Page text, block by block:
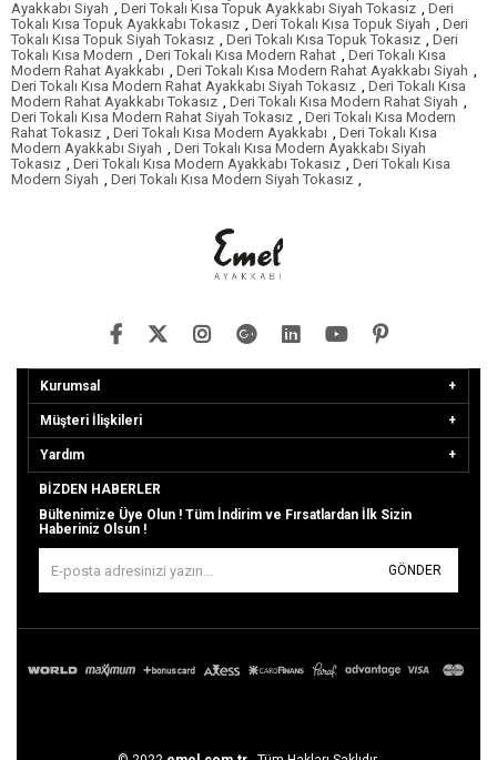
Ayakkabı Siyah , Deri Tokalı Kısa Topuk Ayakkabı Siyah Tokasız , Deri
Tokalı Kısa Topuk Ayakkabı Tokasız , Deri Tokalı Kısa Topuk Siyah , Deri
Tokalı Kısa Topuk Siyah Tokasız , Deri Tokalı Kısa Topuk Tokasız , Deri
Tokalı Kısa Modern , Deri Tokalı Kısa Modern Rahat , Deri Tokalı Kısa
Modern Rahat Ayakkabı , Deri Tokalı Kısa Modern Rahat Ayakkabı Siyah ,
Deri Tokalı Kısa Modern Rahat Ayakkabı Siyah Tokasız , Deri Tokalı Kısa
Modern Rahat Ayakkabı Tokasız , Deri Tokalı Kısa Modern Rahat Siyah ,
Deri Tokalı Kısa Modern Rahat Siyah Tokasız , Deri Tokalı Kısa Modern
Rahat Tokasız , Deri Tokalı Kısa Modern Ayakkabı , Deri Tokalı Kısa
Modern Ayakkabı Siyah , Deri Tokalı Kısa Modern Ayakkabı Siyah
Tokasız , Deri Tokalı Kısa Modern Ayakkabı Tokasız , Deri Tokalı Kısa
Modern Siyah , Deri Tokalı Kısa Modern Siyah Tokasız ,
Kurumsal
Müşteri İlişkileri
Yardım
BIZDEN HABERLER
Bültenimize Üye Olun ! Tüm İndirim ve Fırsatlardan İlk Sizin
Haberiniz Olsun !
GÖNDER